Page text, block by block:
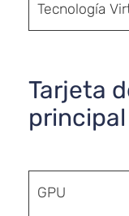
Tecnología
Tarjeta
principal
GPU